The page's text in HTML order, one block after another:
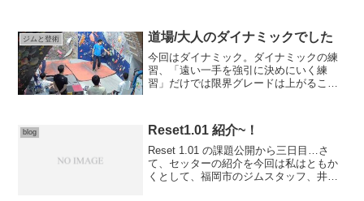
ジムと登術 道場/大人のダイナミックでした
今回はダイナミック。ダイナミックの練
習、「遠い一手を強引に決めにいく練
習」だけでは限界グレードは上がること
があり、時に頭詰まりになる要因が増え
るという前提。ダイナミック...
blog Reset1.01 紹介~！
Reset 1.01 の課題公開から三日目…さ
て、セッターの紹介を今回は私はともか
くとして、福岡市のジムスタッフ、井関